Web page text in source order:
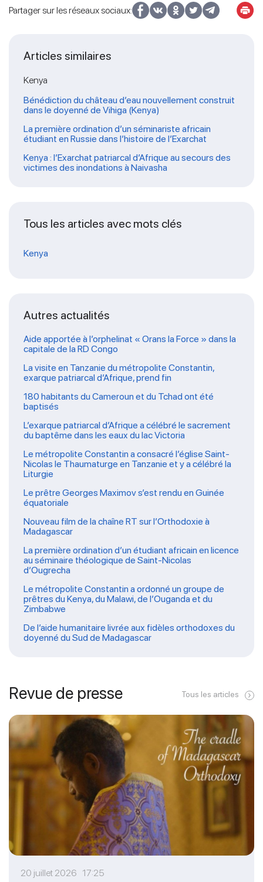
Partager sur les réseaux sociaux:
Articles similaires
Kenya
Bénédiction du château d’eau nouvellement construit
dans le doyenné de Vihiga (Kenya)
La première ordination d’un séminariste africain
étudiant en Russie dans l’histoire de l’Exarchat
Kenya : l’Exarchat patriarcal d’Afrique au secours des
victimes des inondations à Naivasha
Tous les articles avec mots clés
Kenya
Autres actualités
Aide apportée à l’orphelinat « Orans la Force » dans la
capitale de la RD Congo
La visite en Tanzanie du métropolite Constantin,
exarque patriarcal d’Afrique, prend fin
180 habitants du Cameroun et du Tchad ont été
baptisés
L’exarque patriarcal d’Afrique a célébré le sacrement
du baptême dans les eaux du lac Victoria
Le métropolite Constantin a consacré l’église Saint-
Nicolas le Thaumaturge en Tanzanie et y a célébré la
Liturgie
Le prêtre Georges Maximov s’est rendu en Guinée
équatoriale
Nouveau film de la chaîne RT sur l’Orthodoxie à
Madagascar
La première ordination d’un étudiant africain en licence
au séminaire théologique de Saint-Nicolas
d’Ougrecha
Le métropolite Constantin a ordonné un groupe de
prêtres du Kenya, du Malawi, de l’Ouganda et du
Zimbabwe
De l’aide humanitaire livrée aux fidèles orthodoxes du
doyenné du Sud de Madagascar
Revue de presse Tous les articles
20 juillet 2026 17:25